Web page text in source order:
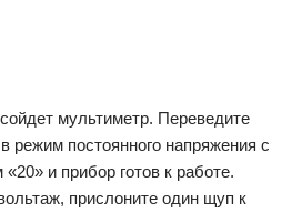
мультиметр. Переведите
режим постоянного напряжения с
и прибор готов к работе.
прислоните один щуп к